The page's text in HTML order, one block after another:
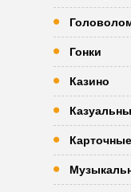
Гонки
Казино
Карточные